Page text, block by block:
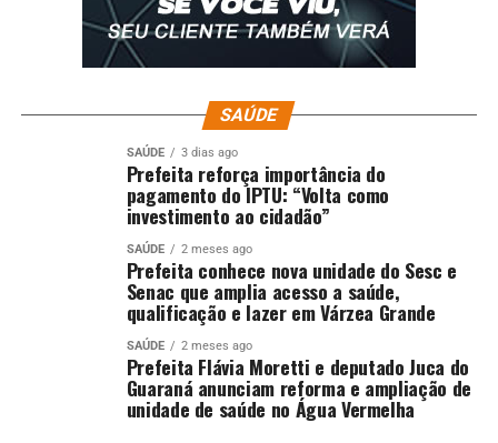
SAÚDE
SAÚDE 3 dias ago
Prefeita reforça importância do
pagamento do IPTU: “Volta como
investimento ao cidadão”
SAÚDE 2 meses ago
Prefeita conhece nova unidade do Sesc e
Senac que amplia acesso a saúde,
qualificação e lazer em Várzea Grande
SAÚDE 2 meses ago
Prefeita Flávia Moretti e deputado Juca do
Guaraná anunciam reforma e ampliação de
unidade de saúde no Água Vermelha